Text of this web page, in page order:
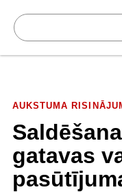
AUKSTUMA
gatavas